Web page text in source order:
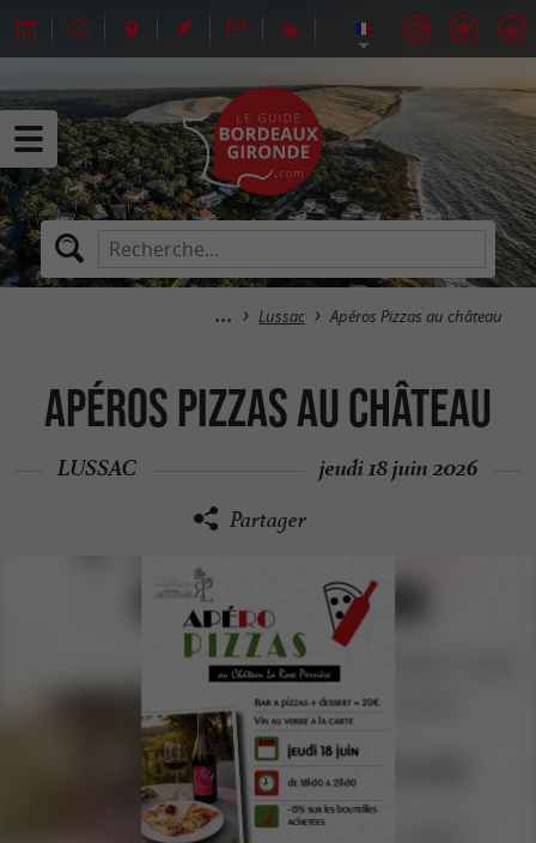
Lussac Apéros Pizzas au château
Apéros Pizzas au château
LUSSAC jeudi 18 juin 2026
Partager